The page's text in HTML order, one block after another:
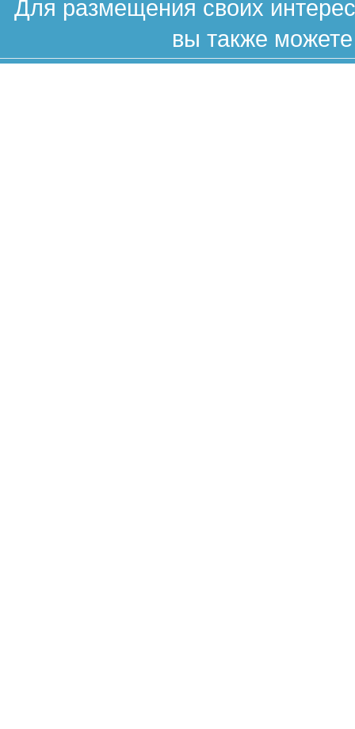
Для размещения своих
вы также